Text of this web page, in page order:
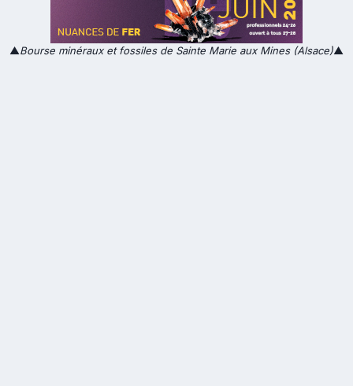
▲Bourse minéraux et fossiles de Sainte Marie aux Mines (Alsace)▲